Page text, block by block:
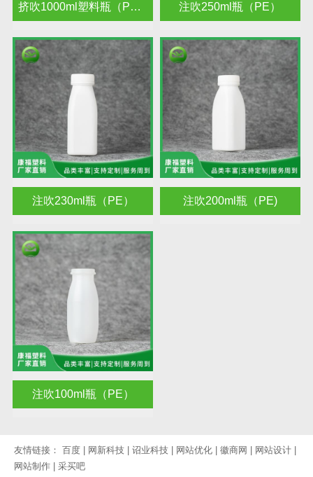
挤吹1000ml塑料瓶（PE） 注吹250ml瓶（PE）
注吹230ml瓶（PE） 注吹200ml瓶（PE)
注吹100ml瓶（PE）
友情链接： 百度 网新科技 诏业科技 网站优化 徽商网 网站设计
网站制作
采买吧